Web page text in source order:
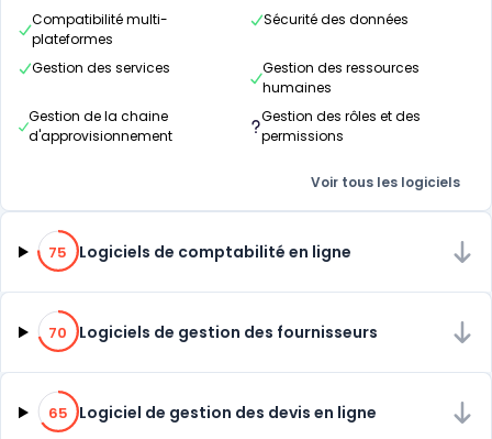
Compatibilité multi-
plateformes
Sécurité des données
Gestion des services
Gestion des ressources
humaines
Gestion de la chaine
d'approvisionnement
Gestion des rôles et des
permissions
Voir tous les logiciels
75% de compatibilité
75 Logiciels de comptabilité en ligne
70% de compatibilité
70 Logiciels de gestion des fournisseurs
65% de compatibilité
65 Logiciel de gestion des devis en ligne